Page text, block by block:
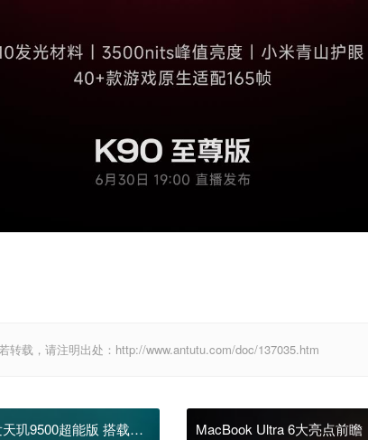
转载，请注明出处：http://www.antutu.com/doc/137035.htm
玑9500超能版 搭载蔡 MacBook Ultra 6大亮点前